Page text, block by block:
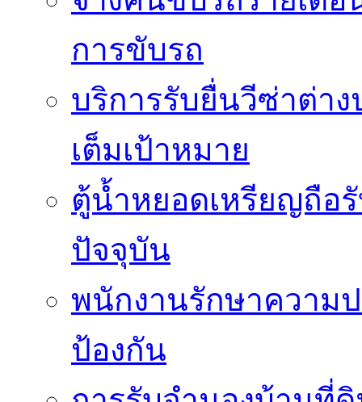
การขับรถ
บริการรับยื่นวีซ่าต่าง
เต็มเป้าหมาย
ตู้น้ำหยอดเหรียญถือ
ปัจจุบัน
พนักงานรักษาความ
ป้องกัน